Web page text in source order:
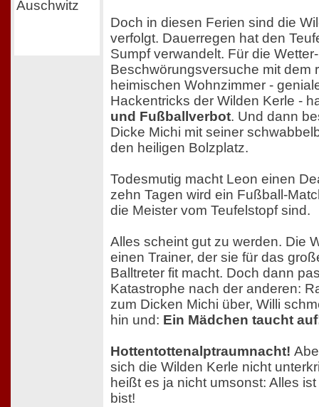
Doch in diesen Ferien sind die
verfolgt. Dauerregen hat den
Sumpf verwandelt. Für die Wetter-
Beschwörungsversuche mit dem
heimischen Wohnzimmer -
Hackentricks der Wilden Kerle -
und Fußballverbot. Und dann
Dicke Michi mit seiner
den heiligen Bolzplatz.
Todesmutig macht Leon einen
zehn Tagen wird ein Fußball-
die Meister vom Teufelstopf sind.
Alles scheint gut zu werden. Die
einen Trainer, der sie für das
Balltreter fit macht. Doch dann
Katastrophe nach der anderen:
zum Dicken Michi über, Willi
hin und: Ein Mädchen taucht
Hottentottenalptraumnacht!
sich die Wilden Kerle nicht
heißt es ja nicht umsonst: Alles
bist!